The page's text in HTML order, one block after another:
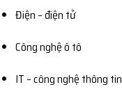
Điện – điện tử
Công nghệ ô tô
IT – công nghệ thông tin